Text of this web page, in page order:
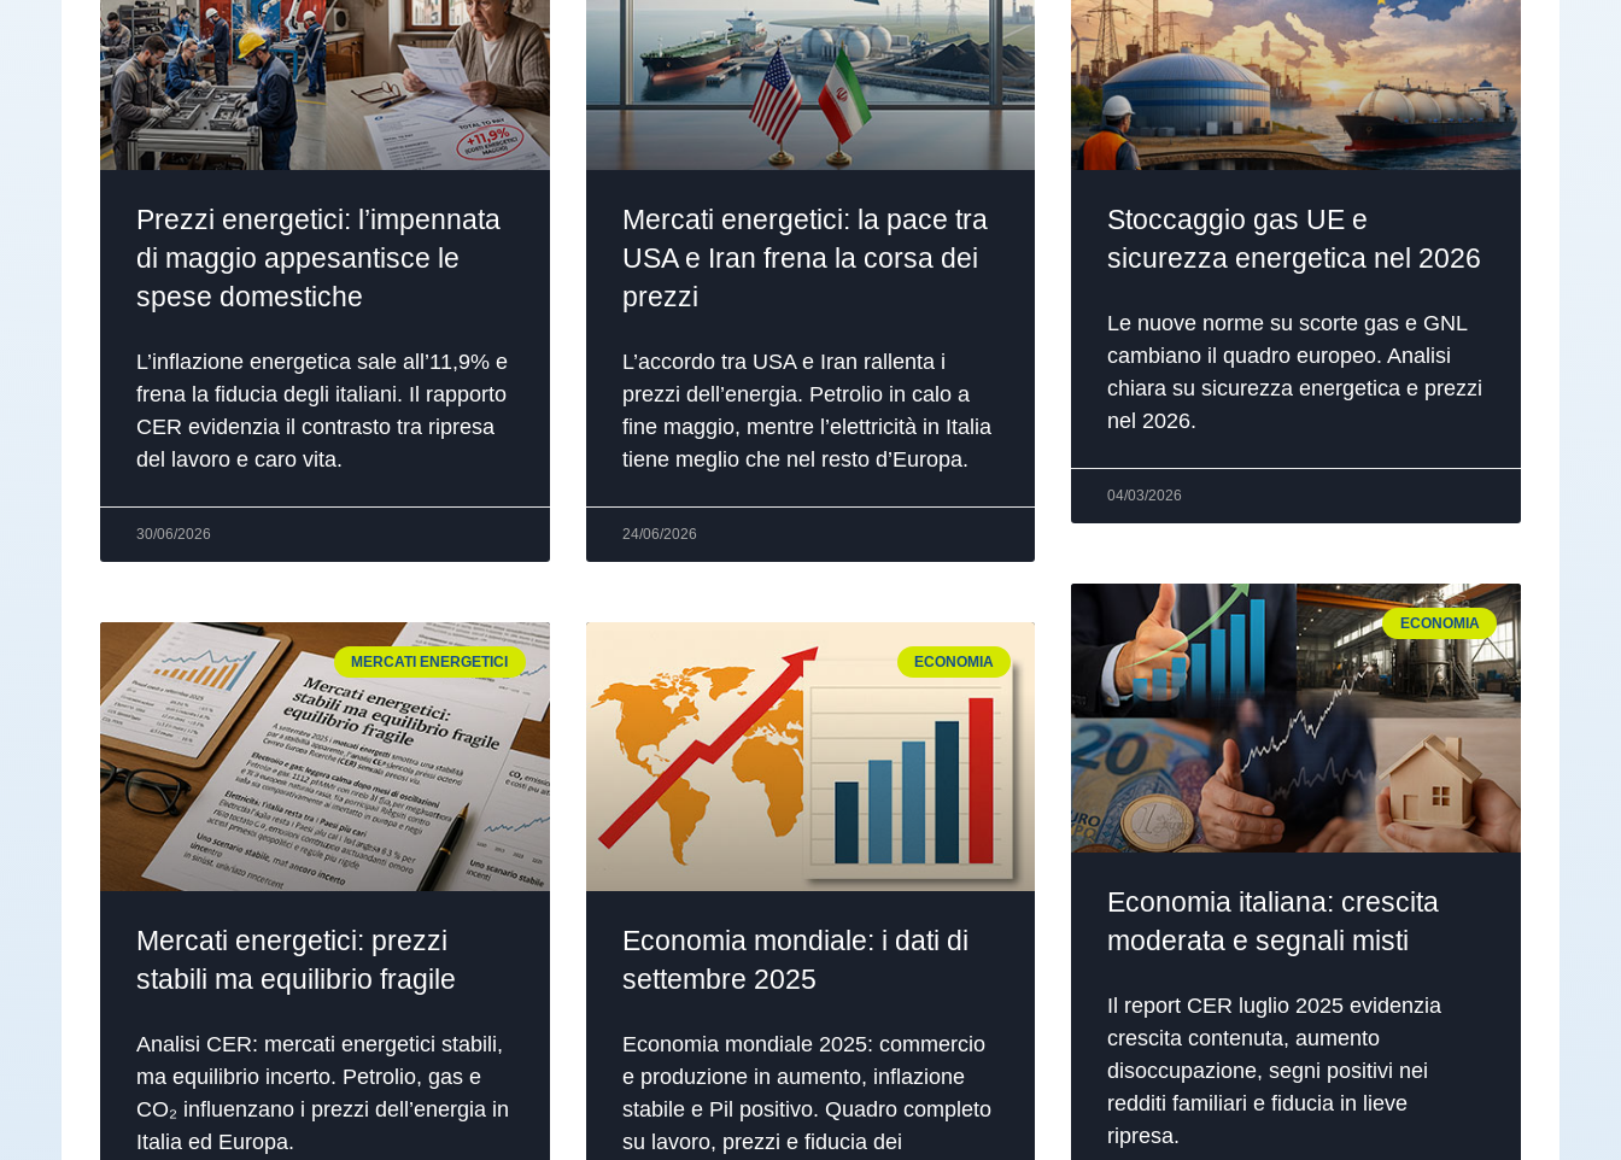
Prezzi energetici: l’impennata
di maggio appesantisce le
spese domestiche
L’inflazione energetica sale all’11,9% e
frena la fiducia degli italiani. Il rapporto
CER evidenzia il contrasto tra ripresa
del lavoro e caro vita.
30/06/2026
Mercati energetici: la pace tra
USA e Iran frena la corsa dei
prezzi
L’accordo tra USA e Iran rallenta i
prezzi dell’energia. Petrolio in calo a
fine maggio, mentre l’elettricità in Italia
tiene meglio che nel resto d’Europa.
24/06/2026
Stoccaggio gas UE e
sicurezza energetica nel 2026
Le nuove norme su scorte gas e GNL
cambiano il quadro europeo. Analisi
chiara su sicurezza energetica e prezzi
nel 2026.
04/03/2026
MERCATI ENERGETICI
Mercati energetici: prezzi
stabili ma equilibrio fragile
Analisi CER: mercati energetici stabili,
ma equilibrio incerto. Petrolio, gas e
CO₂ influenzano i prezzi dell’energia in
Italia ed Europa.
ECONOMIA
Economia mondiale: i dati di
settembre 2025
Economia mondiale 2025: commercio
e produzione in aumento, inflazione
stabile e Pil positivo. Quadro completo
su lavoro, prezzi e fiducia dei
ECONOMIA
Economia italiana: crescita
moderata e segnali misti
Il report CER luglio 2025 evidenzia
crescita contenuta, aumento
disoccupazione, segni positivi nei
redditi familiari e fiducia in lieve
ripresa.